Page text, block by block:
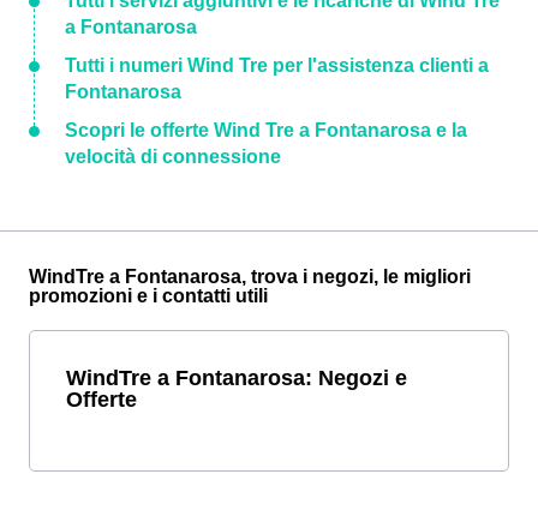
a Fontanarosa
Tutti i numeri Wind Tre per l'assistenza clienti a
Fontanarosa
Scopri le offerte Wind Tre a Fontanarosa e la
velocità di connessione
WindTre a Fontanarosa, trova i negozi, le migliori
promozioni e i contatti utili
WindTre a Fontanarosa: Negozi e
Offerte